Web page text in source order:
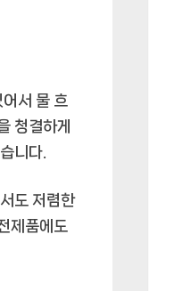
서 물 흐
청결하게
니다.
도 저렴한
제품에도